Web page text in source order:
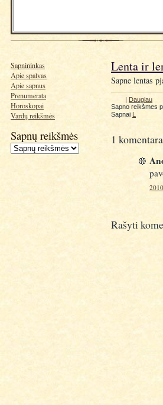
Sapnininkas
Apie spalvas
Apie sapnus
Prenumerata
Horoskopai
Vardų reikšmės
Sapnų reikšmės
Lenta ir
Sapne lentas
| Daugiau
Sapno reikšmes
Sapnai L
1
Rašyti